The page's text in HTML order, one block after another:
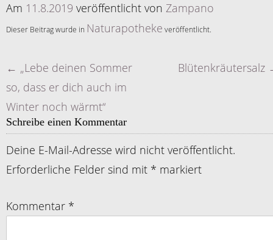
Am 11.8.2019 veröffentlicht von Zampano
Dieser Beitrag wurde in Naturapotheke veröffentlicht.
Artikelnavigation
← „Lebe deinen Sommer
so, dass er dich auch im
Winter noch wärmt“
Blütenkräutersalz
Schreibe einen Kommentar
Deine E-Mail-Adresse wird nicht veröffentlicht.
Erforderliche Felder sind mit * markiert
Kommentar *